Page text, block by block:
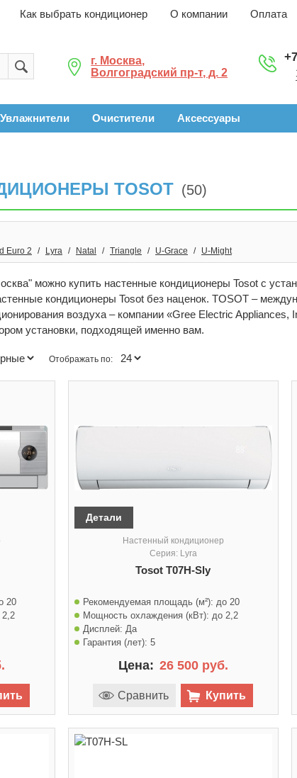
Как выбрать кондиционер О компании Оплата
г. Москва,
Волгоградский пр-т, д. 2
Увлажнители Очистители Аксессуары
TOSOT (50)
Euro 2 Lyra Natal Triangle U-Grace U-Might
можно купить настенные кондиционеры Tosot с
кондиционеры Tosot без наценок. TOSOT –
воздуха – компании «Gree Electric
установки, подходящей именно вам.
Отображать по:
20
2,2
Детали
Настенный кондиционер
Серия: Lyra
Tosot T07H-Sly
Рекомендуемая площадь (м²): до 20
Мощность охлаждения (кВт): до 2,2
Дисплей: Да
Гарантия (лет): 5
Цена: 26 500 руб.
Сравнить Купить